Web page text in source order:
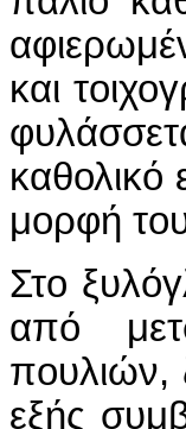
και
καθολικό
μορφή
Στο
από
πουλιών,
εξής